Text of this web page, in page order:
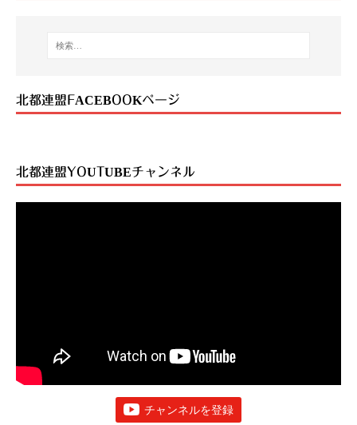
k
北都連盟FACEBOOKページ
北都連盟YOUTUBEチャンネル
チャンネルを登録